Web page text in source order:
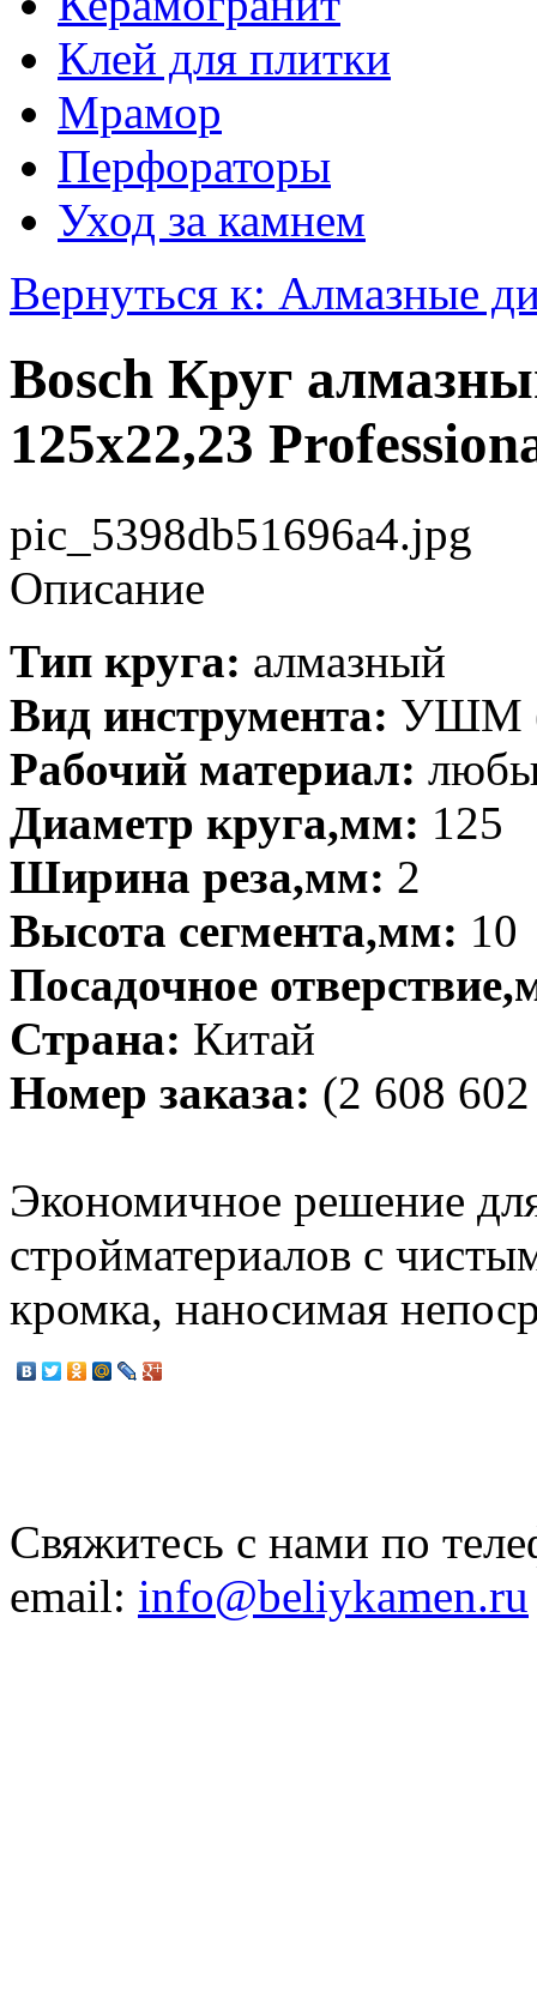
Клей для плитки
Мрамор
Перфораторы
Уход за камнем
Вернуться к: Алмазные
Bosch Круг
125х22,23
pic_5398db51696a4.jpg
Описание
Тип круга: алмазный
Вид инструмента: УШМ
Рабочий материал:
Диаметр круга,мм: 125
Ширина реза,мм: 2
Высота сегмента,мм: 10
Посадочное
Страна: Китай
Номер заказа: (2 608
Экономичное решение
стройматериалов с
кромка, наносимая
Свяжитесь с нами по
email: info@beliykamen.ru